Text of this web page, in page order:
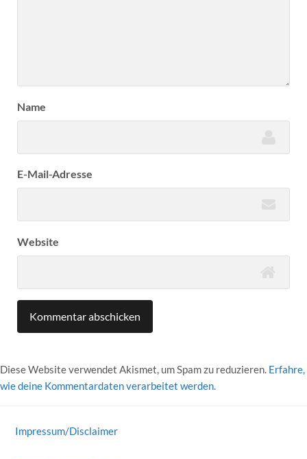
Name
E-Mail-Adresse
Website
Diese Website verwendet Akismet, um Spam zu reduzieren. Erfahre,
wie deine Kommentardaten verarbeitet werden.
Impressum/Disclaimer